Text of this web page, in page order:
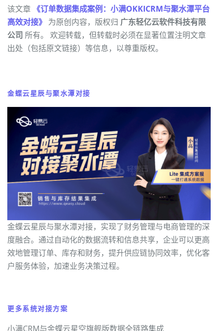
该文章 《订单数据集成案例：小满OKKICRM与聚水潭平台
高效对接》 为原创内容，版权归 广东轻亿云软件科技有限
公司 所有。 欢迎转载，但转载时必须在显著位置注明文章
出处（包括原文链接）等信息，以尊重版权。
金蝶云星辰与聚水潭对接
金蝶云星辰与聚水潭对接，实现了财务管理与电商管理的深
度融合。通过自动化的数据流转和信息共享，企业可以更高
效地管理订单、库存和财务，提升供应链协同效率，优化客
户服务体验，加速业务决策过程。
更多系统对接方案
小满CRM与金蝶云星空旗舰版数据全链路集成